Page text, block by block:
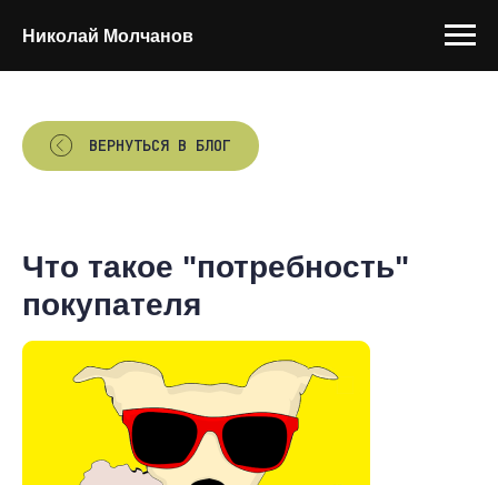
Николай Молчанов
ВЕРНУТЬСЯ В БЛОГ
Что такое "потребность"
покупателя